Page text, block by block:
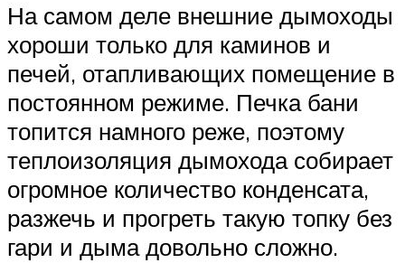
На самом деле внешние дымоходы
хороши только для каминов и
печей, отапливающих помещение в
постоянном режиме. Печка бани
топится намного реже, поэтому
теплоизоляция дымохода собирает
огромное количество конденсата,
разжечь и прогреть такую топку без
гари и дыма довольно сложно.